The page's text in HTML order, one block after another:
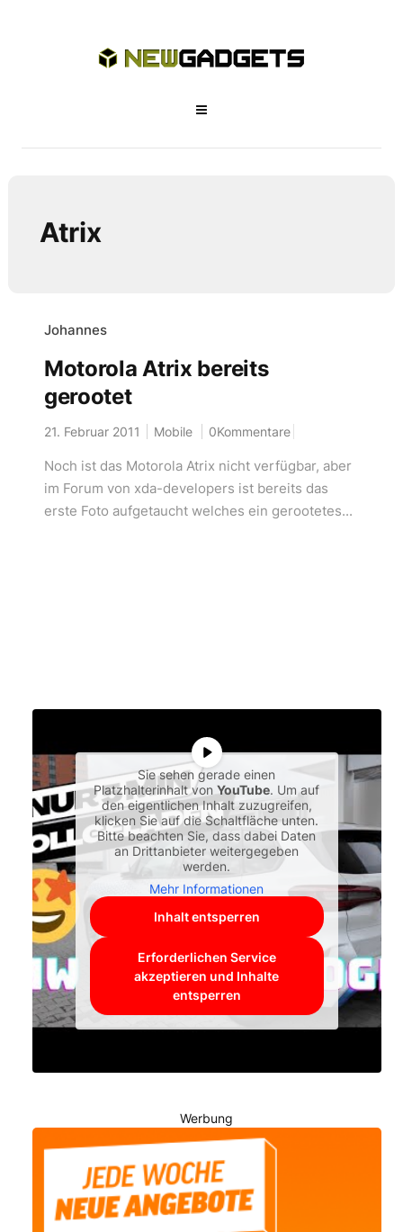
Atrix
Johannes
Motorola Atrix bereits
gerootet
21. Februar 2011 Mobile 0Kommentare
Noch ist das Motorola Atrix nicht verfügbar, aber
im Forum von xda-developers ist bereits das
erste Foto aufgetaucht welches ein gerootetes...
Sie sehen gerade einen
Platzhalterinhalt vonYouTube. Um auf
den eigentlichen Inhalt zuzugreifen,
klicken Sie auf die Schaltfläche unten.
Bitte beachten Sie, dass dabei Daten
an Drittanbieter weitergegeben
werden.
Mehr Informationen
Inhalt entsperren
Erforderlichen Service
akzeptieren und Inhalte
entsperren
Werbung